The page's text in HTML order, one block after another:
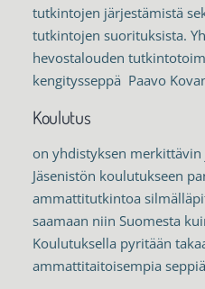
tutkintojen järjestämistä
tutkintojen suorituksista.
hevostalouden
kengitysseppä Paavo
Koulutus
on yhdistyksen merkittävin
Jäsenistön koulutukseen
ammattitutkintoa
saamaan niin Suomesta
Koulutuksella pyritään
ammattitaitoisempia